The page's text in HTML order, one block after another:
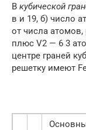
В кубической
в и 19, б) число
от числа
плюс V2 — 6 3
центре граней
решетку имеют